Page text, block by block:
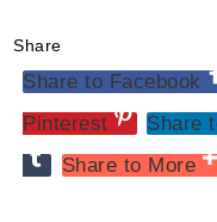
Share
Share to Facebook
Pinterest
Share
Share to More